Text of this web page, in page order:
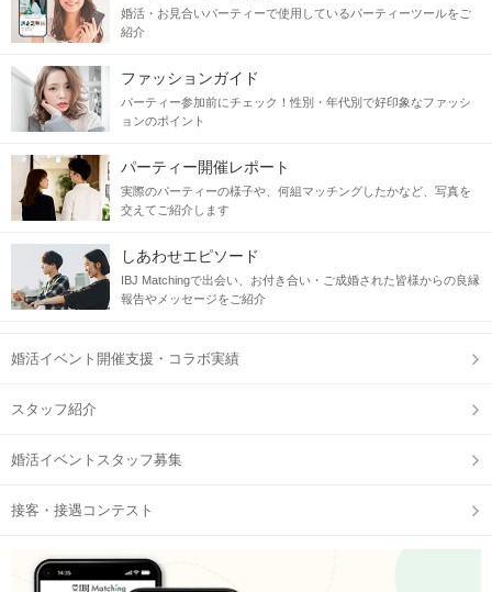
婚活・お見合いパーティーで使用しているパーティーツールをご
紹介
ファッションガイド
パーティー参加前にチェック！性別・年代別で好印象なファッシ
ョンのポイント
パーティー開催レポート
実際のパーティーの様子や、何組マッチングしたかなど、写真を
交えてご紹介します
しあわせエピソード
IBJ Matchingで出会い、お付き合い・ご成婚された皆様からの良縁
報告やメッセージをご紹介
婚活イベント開催支援・コラボ実績
スタッフ紹介
婚活イベントスタッフ募集
接客・接遇コンテスト